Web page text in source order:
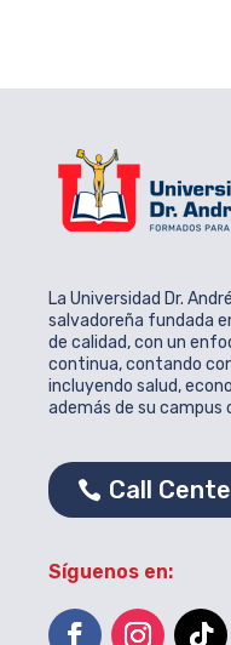
La Universidad Dr.
salvadoreña fundada
de calidad, con un
continua, contando
incluyendo salud,
además de su campus
Call
Síguenos en: